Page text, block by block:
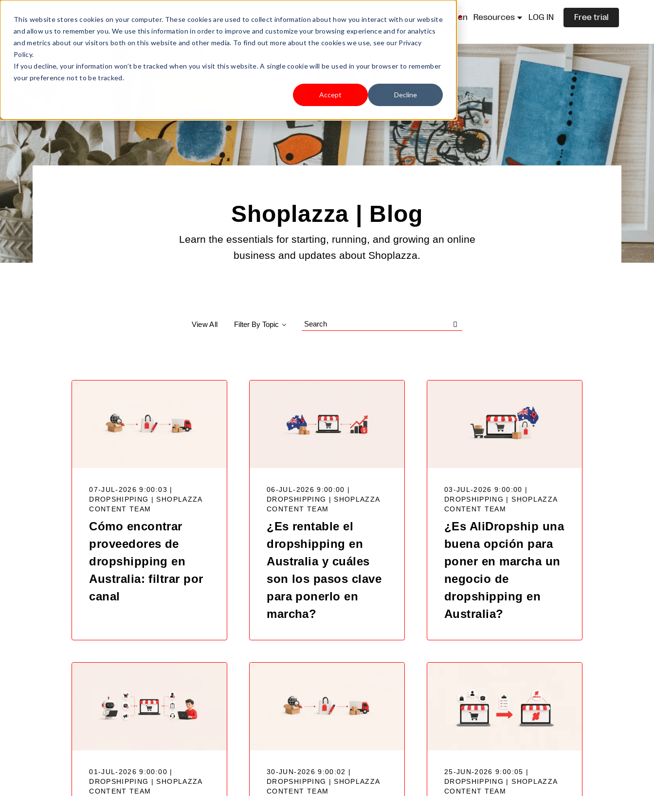
This website stores cookies on your computer. These cookies are used to collect information about how you interact with our website
and allow us to remember you. We use this information in order to improve and customize your browsing experience and for analytics
and metrics about our visitors both on this website and other media. To find out more about the cookies we use, see our Privacy
Policy.
If you decline, your information won’t be tracked when you visit this website. A single cookie will be used in your browser to remember
your preference not to be tracked.
Accept Decline
Sell Online Business Type Pricing Shoplazza.cn Resources LOG IN Free trial
Shoplazza | Blog
Learn the essentials for starting, running, and growing an online
business and updates about Shoplazza.
View All Filter By Topic
Search
07-JUL-2026 9:00:03 |
DROPSHIPPING |SHOPLAZZA
CONTENT TEAM
Cómo encontrar
proveedores de
dropshipping en
Australia: filtrar por
canal
06-JUL-2026 9:00:00 |
DROPSHIPPING |SHOPLAZZA
CONTENT TEAM
¿Es rentable el
dropshipping en
Australia y cuáles
son los pasos clave
para ponerlo en
marcha?
03-JUL-2026 9:00:00 |
DROPSHIPPING |SHOPLAZZA
CONTENT TEAM
¿Es AliDropship una
buena opción para
poner en marcha un
negocio de
dropshipping en
Australia?
01-JUL-2026 9:00:00 |
DROPSHIPPING |SHOPLAZZA
CONTENT TEAM
30-JUN-2026 9:00:02 |
DROPSHIPPING |SHOPLAZZA
CONTENT TEAM
25-JUN-2026 9:00:05 |
DROPSHIPPING |SHOPLAZZA
CONTENT TEAM